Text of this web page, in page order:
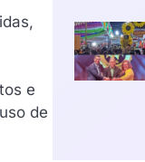
e
de